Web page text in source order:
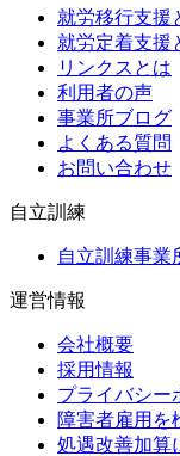
就労移行支援
就労定着支援
リンクスとは
利用者の声
事業所ブログ
よくある質問
お問い合わせ
自立訓練
自立訓練事業
運営情報
会社概要
採用情報
プライバシー
障害者雇用を
処遇改善加算